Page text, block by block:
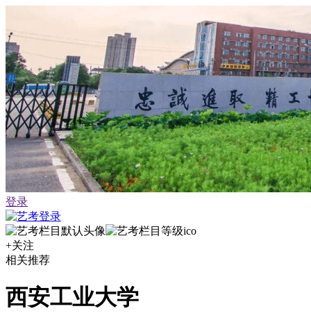
登录
+关注
相关推荐
西安工业大学